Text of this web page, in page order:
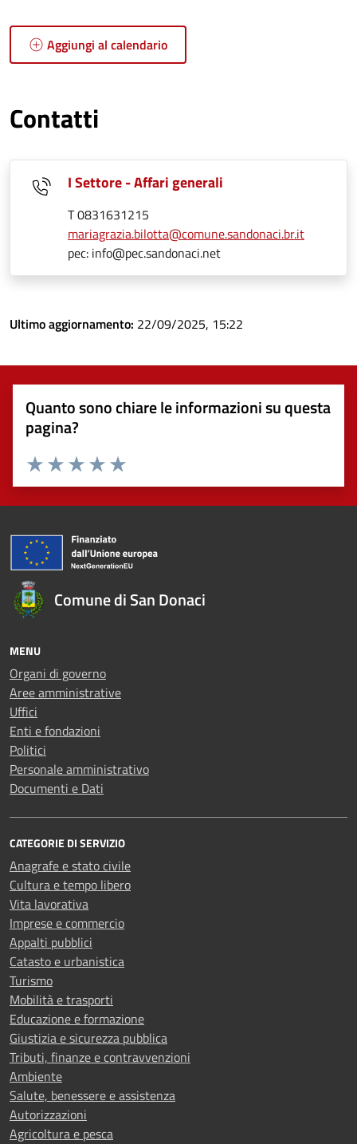
Aggiungi al calendario
Contatti
I Settore - Affari generali
T 0831631215
mariagrazia.bilotta@comune.sandonaci.br.it
pec: info@pec.sandonaci.net
Ultimo aggiornamento: 22/09/2025, 15:22
Quanto sono chiare le informazioni su questa
pagina?
Valuta 5 stelle su 5
Valuta 4 stelle su 5
Valuta 3 stelle su 5
Valuta 2 stelle su 5
Valuta 1 stelle su 5
Comune di San Donaci
MENU
Organi di governo
Aree amministrative
Uffici
Enti e fondazioni
Politici
Personale amministrativo
Documenti e Dati
CATEGORIE DI SERVIZIO
Anagrafe e stato civile
Cultura e tempo libero
Vita lavorativa
Imprese e commercio
Appalti pubblici
Catasto e urbanistica
Turismo
Mobilità e trasporti
Educazione e formazione
Giustizia e sicurezza pubblica
Tributi, finanze e contravvenzioni
Ambiente
Salute, benessere e assistenza
Autorizzazioni
Agricoltura e pesca